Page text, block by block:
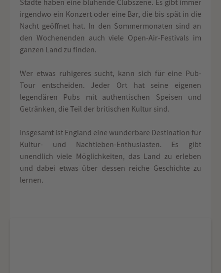
Städte haben eine blühende Clubszene. Es gibt immer
irgendwo ein Konzert oder eine Bar, die bis spät in die
Nacht geöffnet hat. In den Sommermonaten sind an
den Wochenenden auch viele Open-Air-Festivals im
ganzen Land zu finden.
Wer etwas ruhigeres sucht, kann sich für eine Pub-
Tour entscheiden. Jeder Ort hat seine eigenen
legendären Pubs mit authentischen Speisen und
Getränken, die Teil der britischen Kultur sind.
Insgesamt ist England eine wunderbare Destination für
Kultur- und Nachtleben-Enthusiasten. Es gibt
unendlich viele Möglichkeiten, das Land zu erleben
und dabei etwas über dessen reiche Geschichte zu
lernen.